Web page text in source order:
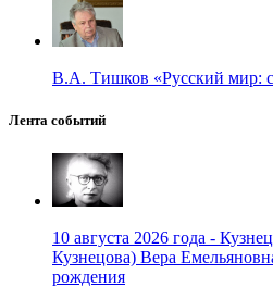
В.А. Тишков «Русский мир:
Лента событий
10 августа 2026 года -
Кузнецова) Вера
рождения